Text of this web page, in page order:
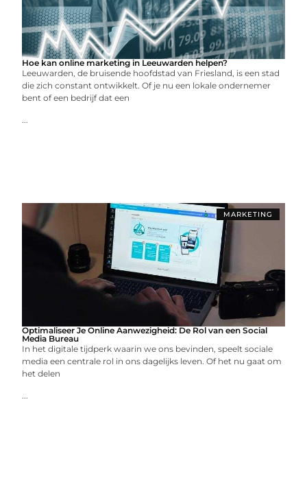
Hoe kan online marketing in Leeuwarden helpen?
Leeuwarden, de bruisende hoofdstad van Friesland, is een stad
die zich constant ontwikkelt. Of je nu een lokale ondernemer
bent of een bedrijf dat een
...
MARKETING
Optimaliseer Je Online Aanwezigheid: De Rol van een Social
Media Bureau
In het digitale tijdperk waarin we ons bevinden, speelt sociale
media een centrale rol in ons dagelijks leven. Of het nu gaat om
het delen
...